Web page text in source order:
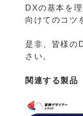
DXの基本を
向けてのコツ
是非、皆様の
さい。
関連する製品